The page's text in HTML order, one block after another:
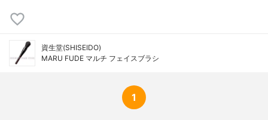
資生堂(SHISEIDO)
MARU FUDE マルチ フェイスブラシ
1